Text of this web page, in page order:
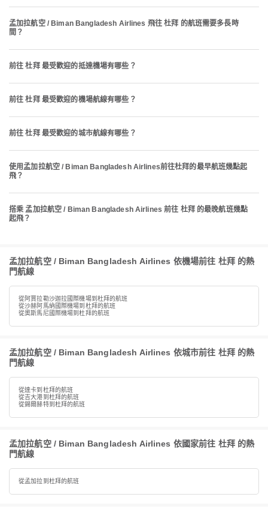
孟加拉航空 / Biman Bangladesh Airlines 飛往 杜拜 的航班需要多長時
間？
前往 杜拜 最受歡迎的抵達機場有哪些？
前往 杜拜 最受歡迎的機場航線有哪些？
前往 杜拜 最受歡迎的城市航線有哪些？
使用孟加拉航空 / Biman Bangladesh Airlines前往杜拜的最早航班幾點起
飛？
搭乘 孟加拉航空 / Biman Bangladesh Airlines 前往 杜拜 的最晚航班幾點
起飛？
孟加拉航空 / Biman Bangladesh Airlines 依機場前往 杜拜 的熱
門航線
從阿賈拉勒沙迦拉國際機場到杜拜的航班
從沙赫阿馬納國際機場到杜拜的航班
從奧斯馬尼國際機場到杜拜的航班
孟加拉航空 / Biman Bangladesh Airlines 依城市前往 杜拜 的熱
門航線
從達卡到杜拜的航班
從吉大港到杜拜的航班
從錫爾赫特到杜拜的航班
孟加拉航空 / Biman Bangladesh Airlines 依國家前往 杜拜 的熱
門航線
從孟加拉到杜拜的航班